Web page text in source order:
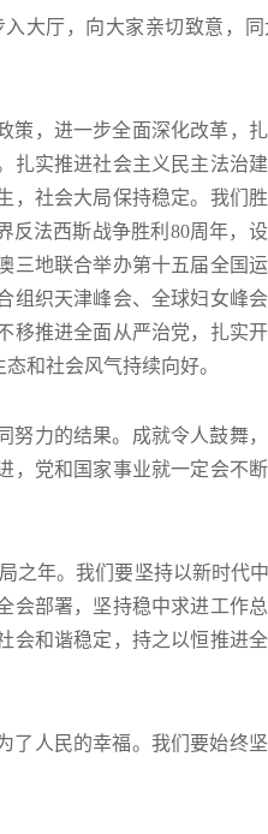
大厅，向大家亲切致意，
策，进一步全面深化改革，
扎实推进社会主义民主法治
，社会大局保持稳定。我们
反法西斯战争胜利80周年，
三地联合举办第十五届全国
组织天津峰会、全球妇女峰
移推进全面从严治党，扎实
和社会风气持续向好。
努力的结果。成就令人鼓舞
，党和国家事业就一定会不
之年。我们要坚持以新时代
会部署，坚持稳中求进工作
会和谐稳定，持之以恒推进
了人民的幸福。我们要始终